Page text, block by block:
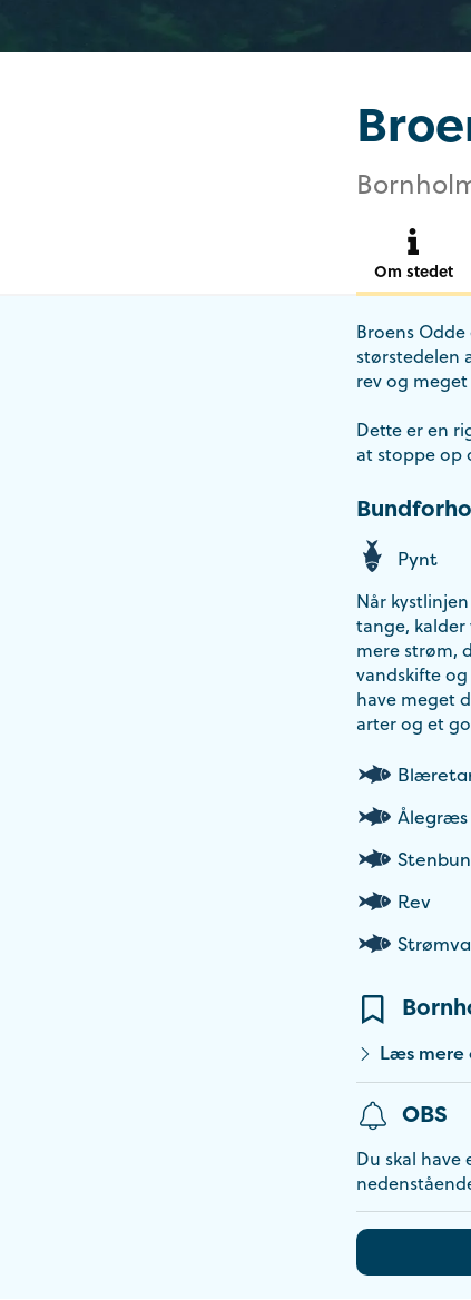
Om stedet
Broens
størstedelen
rev og
Dette er en
at stoppe op
Pynt
Når
tange,
mere strøm,
vandskifte
have meget
arter og et
Ålegræs
Rev
Læs mere
OBS
Du skal